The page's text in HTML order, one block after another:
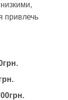
привлечь